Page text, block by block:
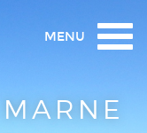
MENU